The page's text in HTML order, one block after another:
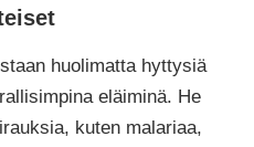
​​huolimatta hyttysiä
eläiminä. He
kuten malariaa,